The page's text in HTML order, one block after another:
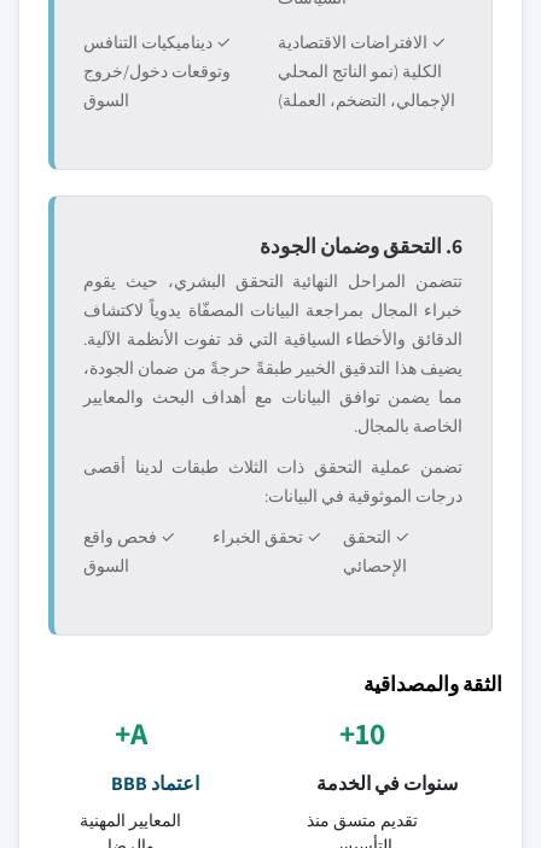
✓ الافتراضات الاقتصادية
الكلية (نمو الناتج المحلي
الإجمالي، التضخم، العملة)
✓ ديناميكيات التنافس
وتوقعات دخول/خروج
السوق
6. التحقق وضمان الجودة
تتضمن المراحل النهائية التحقق البشري، حيث يقوم
خبراء المجال بمراجعة البيانات المصفّاة يدوياً لاكتشاف
الدقائق والأخطاء السياقية التي قد تفوت الأنظمة الآلية.
يضيف هذا التدقيق الخبير طبقةً حرجةً من ضمان الجودة،
مما يضمن توافق البيانات مع أهداف البحث والمعايير
الخاصة بالمجال.
تضمن عملية التحقق ذات الثلاث طبقات لدينا أقصى
درجات الموثوقية في البيانات:
✓ التحقق
الإحصائي
✓ تحقق الخبراء
✓ فحص واقع
السوق
الثقة والمصداقية
10+
سنوات في الخدمة
تقديم متسق منذ
A+
اعتماد BBB
المعايير المهنية